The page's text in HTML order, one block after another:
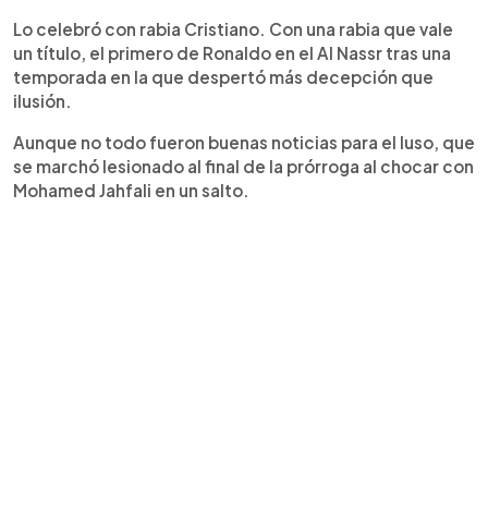
Lo celebró con rabia Cristiano. Con una rabia que vale
un título, el primero de Ronaldo en el Al Nassr tras una
temporada en la que despertó más decepción que
ilusión.
Aunque no todo fueron buenas noticias para el luso, que
se marchó lesionado al final de la prórroga al chocar con
Mohamed Jahfali en un salto.